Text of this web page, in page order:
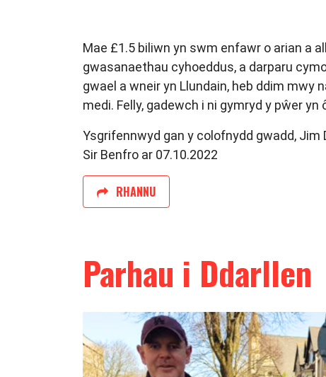
Mae £1.5 biliwn yn swm enfawr o arian a
gwasanaethau cyhoeddus, a darparu
gwael a wneir yn Llundain, heb ddim mwy
medi. Felly, gadewch i ni gymryd y pŵer
Ysgrifennwyd gan y colofnydd gwadd, Jim
Sir Benfro ar 07.10.2022
RHANNU
Parhau i Ddarllen